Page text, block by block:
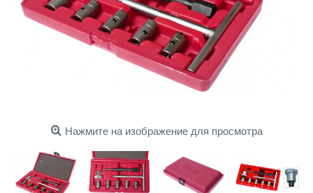
Нажмите на изображение для просмотра